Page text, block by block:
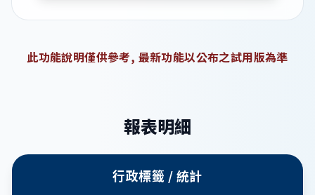
此功能說明僅供參考, 最新功能以公布之試用版為準
報表明細
行政標籤 / 統計